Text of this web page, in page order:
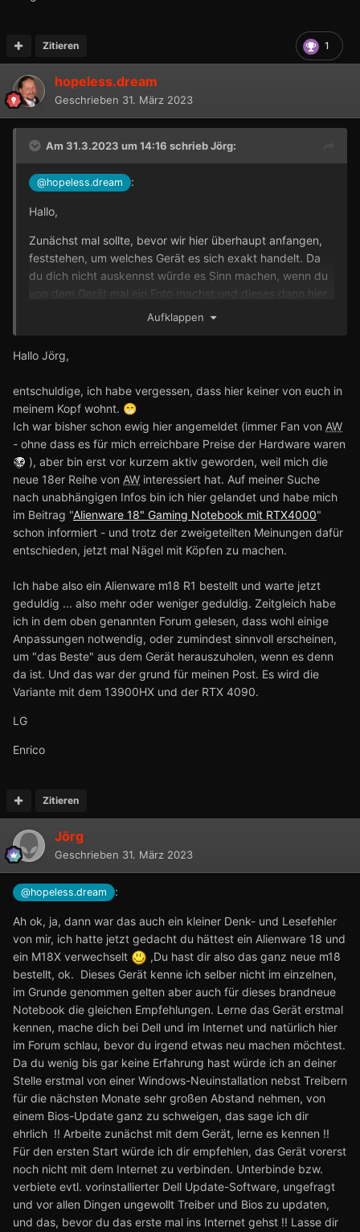
1
Zitieren
hopeless.dream
Geschrieben 31. März 2023
Am 31.3.2023 um 14:16 schriebJörg:
@hopeless.dream :
Hallo,
Zunächst mal sollte, bevor wir hier überhaupt anfangen,
feststehen, um welches Gerät es sich exakt handelt. Da
du dich nicht auskennst würde es Sinn machen, wenn du
von dem Gerät mal ein Foto machst und dieses dann hier
weil du unerfahren bist, zweitens weil Bios-Updates nicht
immer notwendig sind.
Sollte das Gerät aktuell funktionieren würde ich dir
empfehlen, erstmal damit zu arbeiten und es
kennenzulernen, bevor du anfängst irgend etwas neu zu
machen. Mache dich mit den Funktionen vertraut,
installiere verschiedene Programme und auch Spiele und
teste erstmal ausgiebig. Dann werden wir weitersehen
.
Jörg
Aufklappen
Hallo Jörg,
entschuldige, ich habe vergessen, dass hier keiner von euch in
meinem Kopf wohnt. 😁
Ich war bisher schon ewig hier angemeldet (immer Fan von AW
- ohne dass es für mich erreichbare Preise der Hardware waren
), aber bin erst vor kurzem aktiv geworden, weil mich die
neue 18er Reihe von AW interessiert hat. Auf meiner Suche
nach unabhängigen Infos bin ich hier gelandet und habe mich
im Beitrag "Alienware 18" Gaming Notebook mit RTX4000"
schon informiert - und trotz der zweigeteilten Meinungen dafür
entschieden, jetzt mal Nägel mit Köpfen zu machen.
Ich habe also ein Alienware m18 R1 bestellt und warte jetzt
geduldig ... also mehr oder weniger geduldig. Zeitgleich habe
ich in dem oben genannten Forum gelesen, dass wohl einige
Anpassungen notwendig, oder zumindest sinnvoll erscheinen,
um "das Beste" aus dem Gerät herauszuholen, wenn es denn
da ist. Und das war der grund für meinen Post. Es wird die
Variante mit dem 13900HX und der RTX 4090.
LG
Enrico
Zitieren
Jörg
Geschrieben 31. März 2023
@hopeless.dream :
Ah ok, ja, dann war das auch ein kleiner Denk- und Lesefehler
von mir, ich hatte jetzt gedacht du hättest ein Alienware 18 und
ein M18X verwechselt
,Du hast dir also das ganz neue m18
bestellt, ok. Dieses Gerät kenne ich selber nicht im einzelnen,
im Grunde genommen gelten aber auch für dieses brandneue
Notebook die gleichen Empfehlungen. Lerne das Gerät erstmal
kennen, mache dich bei Dell und im Internet und natürlich hier
im Forum schlau, bevor du irgend etwas neu machen möchtest.
Da du wenig bis gar keine Erfahrung hast würde ich an deiner
Stelle erstmal von einer Windows-Neuinstallation nebst Treibern
für die nächsten Monate sehr großen Abstand nehmen, von
einem Bios-Update ganz zu schweigen, das sage ich dir
ehrlich !! Arbeite zunächst mit dem Gerät, lerne es kennen !!
Für den ersten Start würde ich dir empfehlen, das Gerät vorerst
noch nicht mit dem Internet zu verbinden. Unterbinde bzw.
verbiete evtl. vorinstallierter Dell Update-Software, ungefragt
und vor allen Dingen ungewollt Treiber und Bios zu updaten,
und das, bevor du das erste mal ins Internet gehst !! Lasse dir